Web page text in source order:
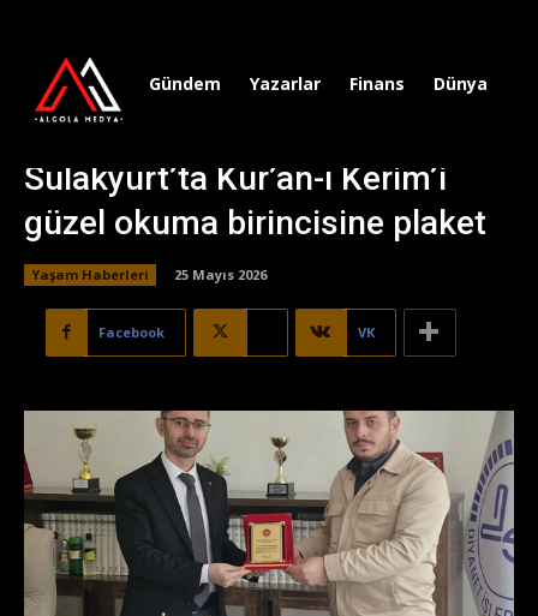
Gündem Yazarlar Finans Dünya
Sulakyurt’ta Kur’an-ı Kerim’i
güzel okuma birincisine plaket
Yaşam Haberleri 25 Mayıs 2026
Facebook VK